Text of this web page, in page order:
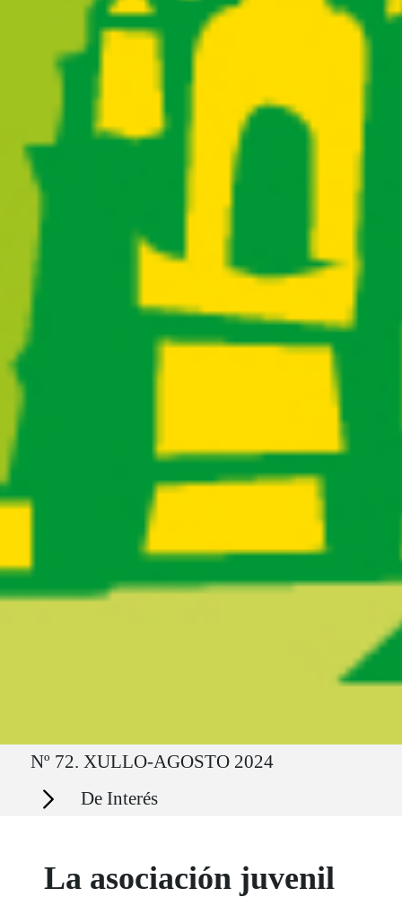
Ruta del sitio
Nº 72. XULLO-AGOSTO 2024
Secciones De Interés
La asociación juvenil